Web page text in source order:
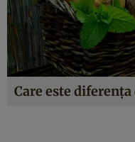
Care este